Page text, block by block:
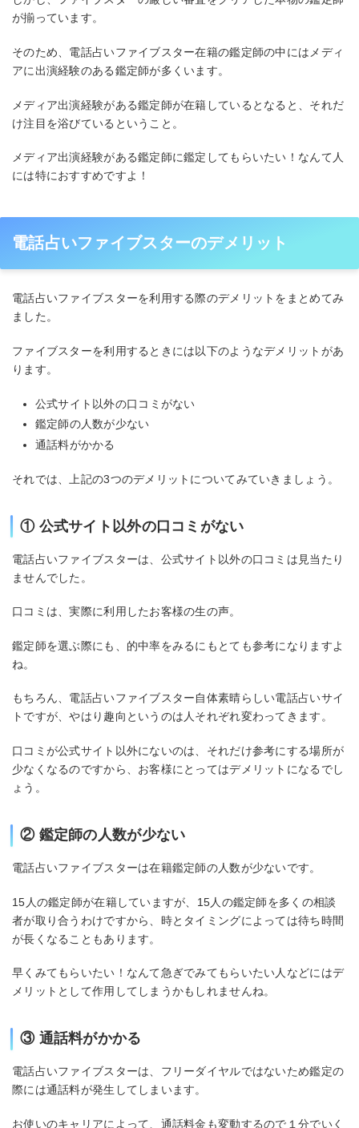
が揃っています。
そのため、電話占いファイブスター在籍の鑑定師の中にはメディ
アに出演経験のある鑑定師が多くいます。
メディア出演経験がある鑑定師が在籍しているとなると、それだ
け注目を浴びているということ。
メディア出演経験がある鑑定師に鑑定してもらいたい！なんて人
には特におすすめですよ！
電話占いファイブスターのデメリット
電話占いファイブスターを利用する際のデメリットをまとめてみ
ました。
ファイブスターを利用するときには以下のようなデメリットがあ
ります。
公式サイト以外の口コミがない
鑑定師の人数が少ない
通話料がかかる
それでは、上記の3つのデメリットについてみていきましょう。
① 公式サイト以外の口コミがない
電話占いファイブスターは、公式サイト以外の口コミは見当たり
ませんでした。
口コミは、実際に利用したお客様の生の声。
鑑定師を選ぶ際にも、的中率をみるにもとても参考になりますよ
ね。
もちろん、電話占いファイブスター自体素晴らしい電話占いサイ
トですが、やはり趣向というのは人それぞれ変わってきます。
口コミが公式サイト以外にないのは、それだけ参考にする場所が
少なくなるのですから、お客様にとってはデメリットになるでし
ょう。
② 鑑定師の人数が少ない
電話占いファイブスターは在籍鑑定師の人数が少ないです。
15人の鑑定師が在籍していますが、15人の鑑定師を多くの相談
者が取り合うわけですから、時とタイミングによっては待ち時間
が長くなることもあります。
早くみてもらいたい！なんて急ぎでみてもらいたい人などにはデ
メリットとして作用してしまうかもしれませんね。
③ 通話料がかかる
電話占いファイブスターは、フリーダイヤルではないため鑑定の
際には通話料が発生してしまいます。
お使いのキャリアによって、通話料金も変動するので１分でいく